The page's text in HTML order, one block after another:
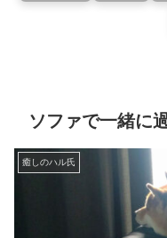
ソファで一緒に
癒しのハル氏